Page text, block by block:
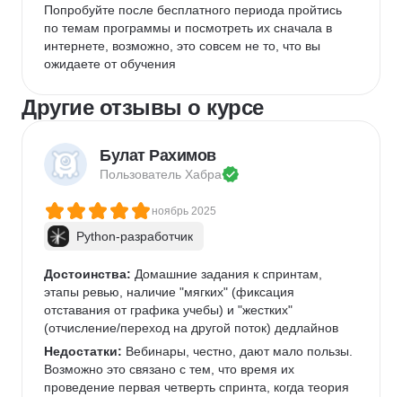
Попробуйте после бесплатного периода пройтись
по темам программы и посмотреть их сначала в
интернете, возможно, это совсем не то, что вы
ожидаете от обучения
Другие отзывы о курсе
Булат Рахимов
Пользователь Хабра
ноябрь 2025
Python-разработчик
Достоинства: Домашние задания к спринтам,
этапы ревью, наличие "мягких" (фиксация
отставания от графика учебы) и "жестких"
(отчисление/переход на другой поток) дедлайнов
Недостатки: Вебинары, честно, дают мало пользы.
Возможно это связано с тем, что время их
проведение первая четверть спринта, когда теория